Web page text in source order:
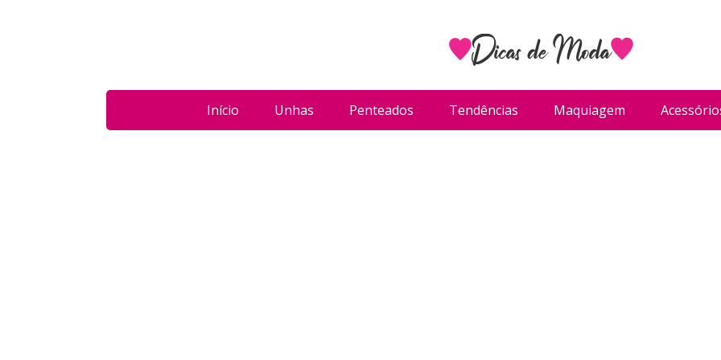
Início Unhas Penteados Tendências Maquiagem